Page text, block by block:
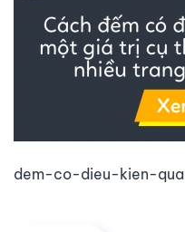
dem-co-dieu-kien-